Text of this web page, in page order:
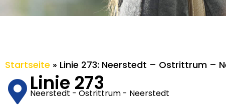
Startseite » Linie 273: Neerstedt – Ostrittrum –
Linie 273
Neerstedt - Ostrittrum - Neerstedt